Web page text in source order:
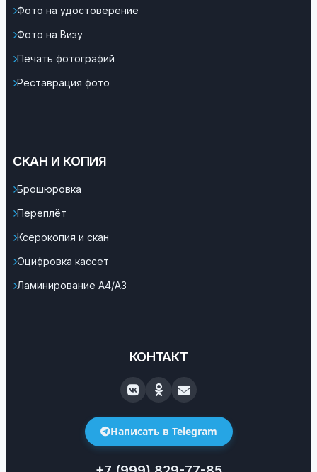
Фото на удостоверение
Фото на Визу
Печать фотографий
Реставрация фото
СКАН И КОПИЯ
Брошюровка
Переплёт
Ксерокопия и скан
Оцифровка кассет
Ламинирование А4/А3
КОНТАКТ
Написать в Telegram